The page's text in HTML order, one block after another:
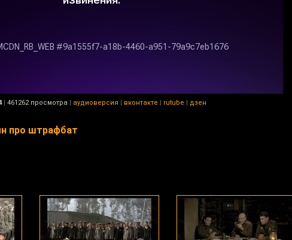
| 461262 просмотра | аудиоверсия | вконтакте | rutube | дзен
про штрафбат